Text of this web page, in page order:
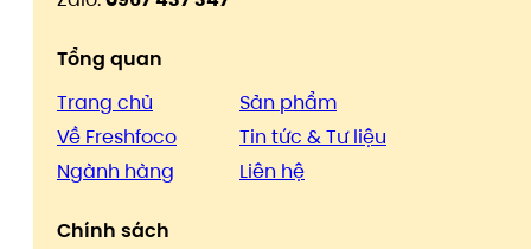
Tổng quan
Trang chủ
Về Freshfoco
Ngành hàng
Sản phẩm
Tin tức & Tư liệu
Liên hệ
Chính sách